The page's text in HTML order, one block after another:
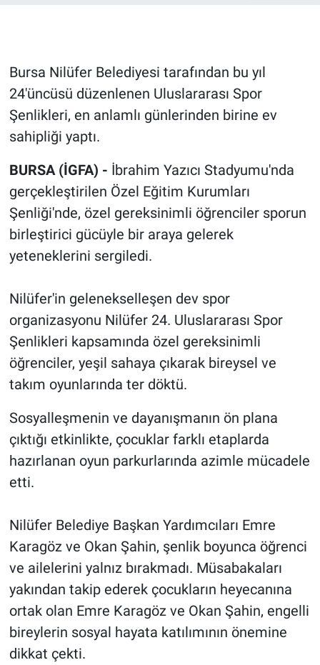
Bursa Nilüfer Belediyesi tarafından bu yıl
24'üncüsü düzenlenen Uluslararası Spor
Şenlikleri, en anlamlı günlerinden birine ev
sahipliği yaptı.
BURSA (İGFA) - İbrahim Yazıcı Stadyumu'nda
gerçekleştirilen Özel Eğitim Kurumları
Şenliği'nde, özel gereksinimli öğrenciler sporun
birleştirici gücüyle bir araya gelerek
yeteneklerini sergiledi.
Nilüfer'in gelenekselleşen dev spor
organizasyonu Nilüfer 24. Uluslararası Spor
Şenlikleri kapsamında özel gereksinimli
öğrenciler, yeşil sahaya çıkarak bireysel ve
takım oyunlarında ter döktü.
Sosyalleşmenin ve dayanışmanın ön plana
çıktığı etkinlikte, çocuklar farklı etaplarda
hazırlanan oyun parkurlarında azimle mücadele
etti.
Nilüfer Belediye Başkan Yardımcıları Emre
Karagöz ve Okan Şahin, şenlik boyunca öğrenci
ve ailelerini yalnız bırakmadı. Müsabakaları
yakından takip ederek çocukların heyecanına
ortak olan Emre Karagöz ve Okan Şahin, engelli
bireylerin sosyal hayata katılımının önemine
dikkat çekti.